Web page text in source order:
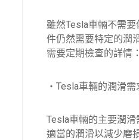
雖然Tesla車輛不需
件仍然需要特定的潤
需要定期檢查的詳情：
・Tesla車輛的潤滑需
Tesla車輛的主要潤
適當的潤滑以減少磨